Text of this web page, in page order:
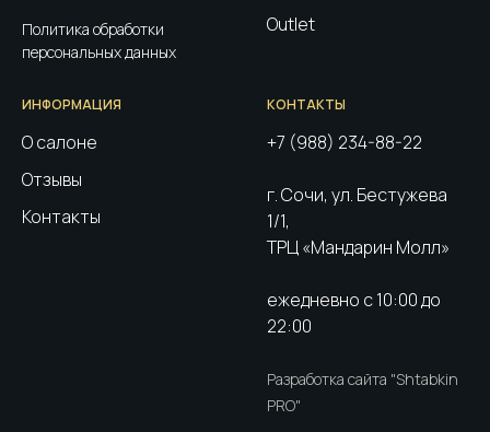
Политика обработки
персональных данных
Outlet
ИНФОРМАЦИЯ
О салоне
Отзывы
Контакты
КОНТАКТЫ
+7 (988) 234-88-22
г. Сочи, ул. Бестужева
1/1,
ТРЦ «Мандарин Молл»
ежедневно с 10:00 до
22:00
Разработка сайта "Shtabkin
PRO"